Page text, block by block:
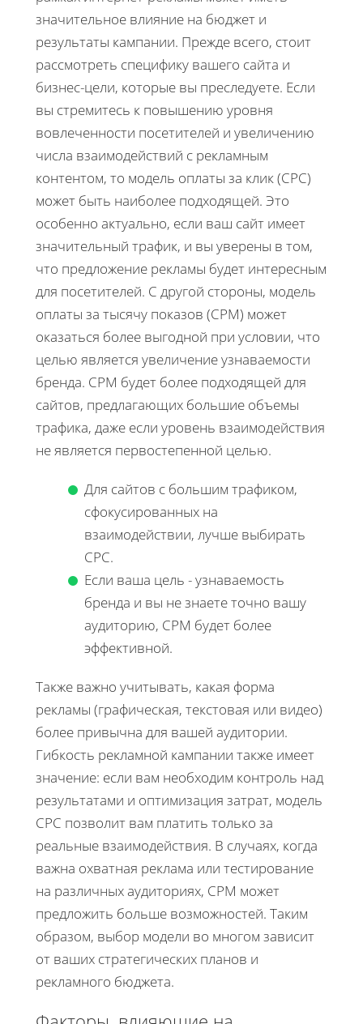
значительное влияние на бюджет и
результаты кампании. Прежде всего, стоит
рассмотреть специфику вашего сайта и
бизнес-цели, которые вы преследуете. Если
вы стремитесь к повышению уровня
вовлеченности посетителей и увеличению
числа взаимодействий с рекламным
контентом, то модель оплаты за клик (CPC)
может быть наиболее подходящей. Это
особенно актуально, если ваш сайт имеет
значительный трафик, и вы уверены в том,
что предложение рекламы будет интересным
для посетителей. С другой стороны, модель
оплаты за тысячу показов (CPM) может
оказаться более выгодной при условии, что
целью является увеличение узнаваемости
бренда. CPM будет более подходящей для
сайтов, предлагающих большие объемы
трафика, даже если уровень взаимодействия
не является первостепенной целью.
Для сайтов с большим трафиком,
сфокусированных на
взаимодействии, лучше выбирать
CPC.
Если ваша цель - узнаваемость
бренда и вы не знаете точно вашу
аудиторию, CPM будет более
эффективной.
Также важно учитывать, какая форма
рекламы (графическая, текстовая или видео)
более привычна для вашей аудитории.
Гибкость рекламной кампании также имеет
значение: если вам необходим контроль над
результатами и оптимизация затрат, модель
CPC позволит вам платить только за
реальные взаимодействия. В случаях, когда
важна охватная реклама или тестирование
на различных аудиториях, CPM может
предложить больше возможностей. Таким
образом, выбор модели во многом зависит
от ваших стратегических планов и
рекламного бюджета.